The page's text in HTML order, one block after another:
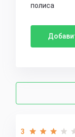
3
полиса